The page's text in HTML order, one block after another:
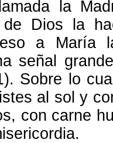
la
de Dios la
a María
señal
Sobre lo
al sol y
con carne